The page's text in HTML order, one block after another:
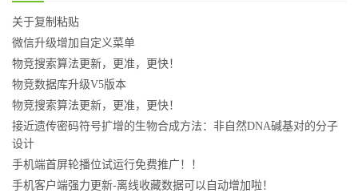
关于复制粘贴
微信升级增加自定义菜单
物竞搜索算法更新，更准，更快！
物竞数据库升级V5版本
物竞搜索算法更新，更准，更快！
接近遗传密码符号扩增的生物合成方法：非自然DNA碱基对的分子
设计
手机端首屏轮播位试运行免费推广！！
手机客户端强力更新-离线收藏数据可以自动增加啦！